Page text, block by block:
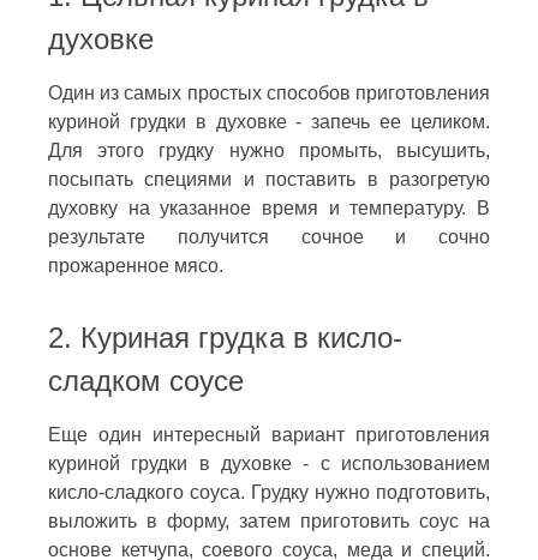
духовке
Один из самых простых способов приготовления
куриной грудки в духовке - запечь ее целиком.
Для этого грудку нужно промыть, высушить,
посыпать специями и поставить в разогретую
духовку на указанное время и температуру. В
результате получится сочное и сочно
прожаренное мясо.
2. Куриная грудка в кисло-
сладком соусе
Еще один интересный вариант приготовления
куриной грудки в духовке - с использованием
кисло-сладкого соуса. Грудку нужно подготовить,
выложить в форму, затем приготовить соус на
основе кетчупа, соевого соуса, меда и специй.